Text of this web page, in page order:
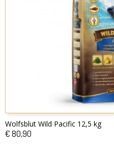
Wolfsblut Wild Pacific 12,5 kg
€ 80,90